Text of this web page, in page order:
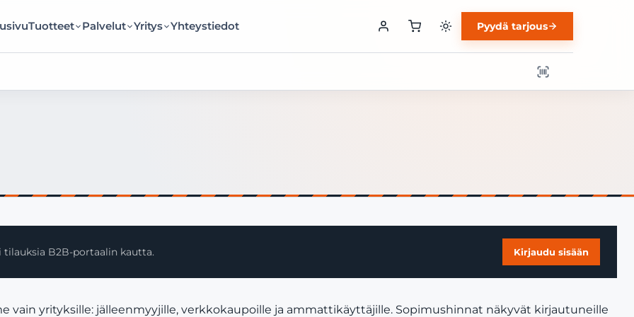
Tuotteet Palvelut Yritys Yhteystiedot Pyydä tarjous
tilauksia B2B-portaalin kautta. Kirjaudu sisään
vain yrityksille: jälleenmyyjille, verkkokaupoille ja ammattikäyttäjille. Sopimushinnat näkyvät kirjautuneille